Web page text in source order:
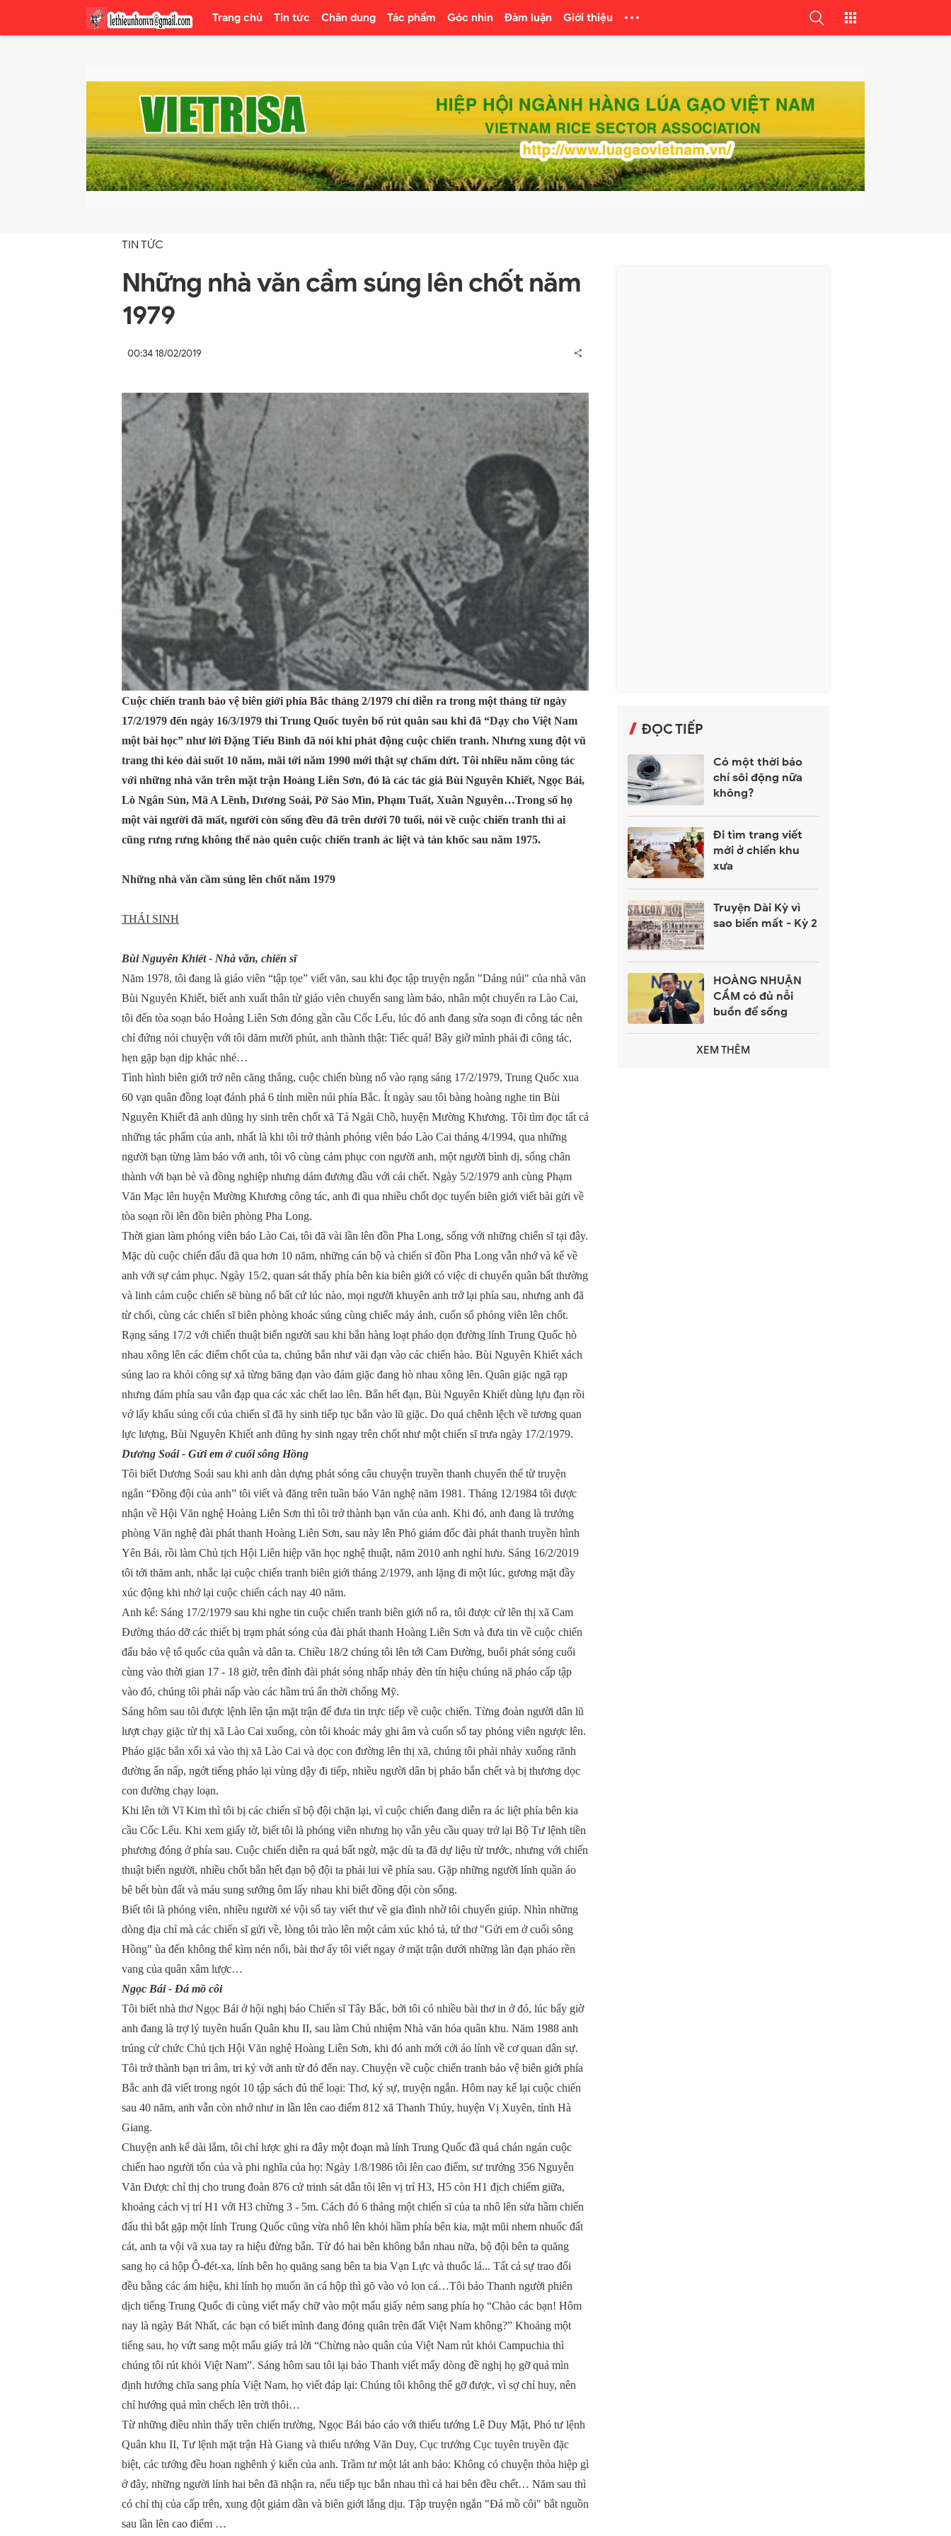
Trang chủ Tin tức Chân dung Tác phẩm Góc nhìn Đàm luận Giới thiệu
TIN TỨC
Những nhà văn cầm súng lên chốt năm
1979
00:34 18/02/2019
Cuộc chiến tranh bảo vệ biên giới phía Bắc tháng 2/1979 chỉ diễn ra trong một tháng từ ngày
17/2/1979 đến ngày 16/3/1979 thì Trung Quốc tuyên bố rút quân sau khi đã “Dạy cho Việt Nam
một bài học” như lời Đặng Tiểu Bình đã nói khi phát động cuộc chiến tranh. Nhưng xung đột vũ
trang thì kéo dài suốt 10 năm, mãi tới năm 1990 mới thật sự chấm dứt. Tôi nhiều năm công tác
với những nhà văn trên mặt trận Hoàng Liên Sơn, đó là các tác giả Bùi Nguyên Khiết, Ngọc Bái,
Lò Ngân Sủn, Mã A Lềnh, Dương Soái, Pờ Sảo Mìn, Phạm Tuất, Xuân Nguyên…Trong số họ
một vài người đã mất, người còn sống đều đã trên dưới 70 tuổi, nói về cuộc chiến tranh thì ai
cũng rưng rưng không thể nào quên cuộc chiến tranh ác liệt và tàn khốc sau năm 1975.
Những nhà văn cầm súng lên chốt năm 1979
THÁI SINH
Bùi Nguyên Khiết - Nhà văn, chiến sĩ
Năm 1978, tôi đang là giáo viên “tập tọe” viết văn, sau khi đọc tập truyện ngắn "Dáng núi" của nhà văn
Bùi Nguyên Khiết, biết anh xuất thân từ giáo viên chuyển sang làm báo, nhân một chuyến ra Lào Cai,
tôi đến tòa soạn báo Hoàng Liên Sơn đóng gần cầu Cốc Lếu, lúc đó anh đang sửa soạn đi công tác nên
chỉ đứng nói chuyện với tôi dăm mười phút, anh thành thật: Tiếc quá! Bây giờ mình phải đi công tác,
hẹn gặp bạn dịp khác nhé…
Tình hình biên giới trở nên căng thẳng, cuộc chiến bùng nổ vào rạng sáng 17/2/1979, Trung Quốc xua
60 vạn quân đồng loạt đánh phá 6 tỉnh miền núi phía Bắc. Ít ngày sau tôi bàng hoàng nghe tin Bùi
Nguyên Khiết đã anh dũng hy sinh trên chốt xã Tả Ngải Chồ, huyện Mường Khương. Tôi tìm đọc tất cả
những tác phẩm của anh, nhất là khi tôi trở thành phóng viên báo Lào Cai tháng 4/1994, qua những
người bạn từng làm báo với anh, tôi vô cùng cảm phục con người anh, một người bình dị, sống chân
thành với bạn bè và đồng nghiệp nhưng dám đương đầu với cái chết. Ngày 5/2/1979 anh cùng Phạm
Văn Mạc lên huyện Mường Khương công tác, anh đi qua nhiều chốt dọc tuyến biên giới viết bài gửi về
tòa soạn rồi lên đồn biên phòng Pha Long.
Thời gian làm phóng viên báo Lào Cai, tôi đã vài lần lên đồn Pha Long, sống với những chiến sĩ tại đây.
Mặc dù cuộc chiến đấu đã qua hơn 10 năm, những cán bộ và chiến sĩ đồn Pha Long vẫn nhớ và kể về
anh với sự cảm phục. Ngày 15/2, quan sát thấy phía bên kia biên giới có việc di chuyển quân bất thường
và linh cảm cuộc chiến sẽ bùng nổ bất cứ lúc nào, mọi người khuyên anh trở lại phía sau, nhưng anh đã
từ chối, cùng các chiến sĩ biên phòng khoác súng cùng chiếc máy ảnh, cuốn sổ phóng viên lên chốt.
Rạng sáng 17/2 với chiến thuật biển người sau khi bắn hàng loạt pháo dọn đường lính Trung Quốc hò
nhau xông lên các điểm chốt của ta, chúng bắn như vãi đạn vào các chiến hào. Bùi Nguyên Khiết xách
súng lao ra khỏi công sự xả từng băng đạn vào đám giặc đang hò nhau xông lên. Quân giặc ngã rạp
nhưng đám phía sau vẫn đạp qua các xác chết lao lên. Bắn hết đạn, Bùi Nguyên Khiết dùng lựu đạn rồi
vớ lấy khẩu súng cối của chiến sĩ đã hy sinh tiếp tục bắn vào lũ giặc. Do quá chênh lệch về tương quan
lực lượng, Bùi Nguyên Khiết anh dũng hy sinh ngay trên chốt như một chiến sĩ trưa ngày 17/2/1979.
Dương Soái - Gửi em ở cuối sông Hồng
Tôi biết Dương Soái sau khi anh dàn dựng phát sóng câu chuyện truyền thanh chuyển thể từ truyện
ngắn “Đồng đội của anh” tôi viết và đăng trên tuần báo Văn nghệ năm 1981. Tháng 12/1984 tôi được
nhận về Hội Văn nghệ Hoàng Liên Sơn thì tôi trở thành bạn văn của anh. Khi đó, anh đang là trưởng
phòng Văn nghệ đài phát thanh Hoàng Liên Sơn, sau này lên Phó giám đốc đài phát thanh truyền hình
Yên Bái, rồi làm Chủ tịch Hội Liên hiệp văn học nghệ thuật, năm 2010 anh nghỉ hưu. Sáng 16/2/2019
tôi tới thăm anh, nhắc lại cuộc chiến tranh biên giới tháng 2/1979, anh lặng đi một lúc, gương mặt đầy
xúc động khi nhớ lại cuộc chiến cách nay 40 năm.
Anh kể: Sáng 17/2/1979 sau khi nghe tin cuộc chiến tranh biên giới nổ ra, tôi được cử lên thị xã Cam
Đường tháo dỡ các thiết bị trạm phát sóng của đài phát thanh Hoàng Liên Sơn và đưa tin về cuộc chiến
đấu bảo vệ tổ quốc của quân và dân ta. Chiều 18/2 chúng tôi lên tới Cam Đường, buổi phát sóng cuối
cùng vào thời gian 17 - 18 giờ, trên đỉnh đài phát sóng nhấp nháy đèn tín hiệu chúng nã pháo cấp tập
vào đó, chúng tôi phải nấp vào các hầm trú ẩn thời chống Mỹ.
Sáng hôm sau tôi được lệnh lên tận mặt trận để đưa tin trực tiếp về cuộc chiến. Từng đoàn người dân lũ
lượt chạy giặc từ thị xã Lào Cai xuống, còn tôi khoác máy ghi âm và cuốn sổ tay phóng viên ngược lên.
Pháo giặc bắn xối xả vào thị xã Lào Cai và dọc con đường lên thị xã, chúng tôi phải nhảy xuống rãnh
đường ẩn nấp, ngớt tiếng pháo lại vùng dậy đi tiếp, nhiều người dân bị pháo bắn chết và bị thương dọc
con đường chạy loạn.
Khi lên tới Vĩ Kim thì tôi bị các chiến sĩ bộ đội chặn lại, vì cuộc chiến đang diễn ra ác liệt phía bên kia
cầu Cốc Lếu. Khi xem giấy tờ, biết tôi là phóng viên nhưng họ vẫn yêu cầu quay trở lại Bộ Tư lệnh tiền
phương đóng ở phía sau. Cuộc chiến diễn ra quá bất ngờ, mặc dù ta đã dự liệu từ trước, nhưng với chiến
thuật biển người, nhiều chốt bắn hết đạn bộ đội ta phải lui về phía sau. Gặp những người lính quần áo
bê bết bùn đất và máu sung sướng ôm lấy nhau khi biết đồng đội còn sống.
Biết tôi là phóng viên, nhiều người xé vội sổ tay viết thư về gia đình nhờ tôi chuyển giúp. Nhìn những
dòng địa chỉ mà các chiến sĩ gửi về, lòng tôi trào lên một cảm xúc khó tả, tứ thơ "Gửi em ở cuối sông
Hồng" ùa đến không thể kìm nén nổi, bài thơ ấy tôi viết ngay ở mặt trận dưới những làn đạn pháo rền
vang của quân xâm lược…
Ngọc Bái - Đá mồ côi
Tôi biết nhà thơ Ngọc Bái ở hội nghị báo Chiến sĩ Tây Bắc, bởi tôi có nhiều bài thơ in ở đó, lúc bấy giờ
anh đang là trợ lý tuyên huấn Quân khu II, sau làm Chủ nhiệm Nhà văn hóa quân khu. Năm 1988 anh
trúng cử chức Chủ tịch Hội Văn nghệ Hoàng Liên Sơn, khi đó anh mới cởi áo lính về cơ quan dân sự.
Tôi trở thành bạn tri âm, tri kỷ với anh từ đó đến nay. Chuyện về cuộc chiến tranh bảo vệ biên giới phía
Bắc anh đã viết trong ngót 10 tập sách đủ thể loại: Thơ, ký sự, truyện ngắn. Hôm nay kể lại cuộc chiến
sau 40 năm, anh vẫn còn nhớ như in lần lên cao điểm 812 xã Thanh Thủy, huyện Vị Xuyên, tỉnh Hà
Giang.
Chuyện anh kể dài lắm, tôi chỉ lược ghi ra đây một đoạn mà lính Trung Quốc đã quá chán ngán cuộc
chiến hao người tốn của và phi nghĩa của họ: Ngày 1/8/1986 tôi lên cao điểm, sư trưởng 356 Nguyễn
Văn Được chỉ thị cho trung đoàn 876 cử trinh sát dẫn tôi lên vị trí H3, H5 còn H1 địch chiếm giữa,
khoảng cách vị trí H1 với H3 chừng 3 - 5m. Cách đó 6 tháng một chiến sĩ của ta nhô lên sửa hầm chiến
đấu thì bắt gặp một lính Trung Quốc cũng vừa nhô lên khỏi hầm phía bên kia, mặt mũi nhem nhuốc đất
cát, anh ta vội vã xua tay ra hiệu đừng bắn. Từ đó hai bên không bắn nhau nữa, bộ đội bên ta quăng
sang họ cá hộp Ô-đét-xa, lính bên họ quăng sang bên ta bia Vạn Lực và thuốc lá... Tất cả sự trao đổi
đều bằng các ám hiệu, khi lính họ muốn ăn cá hộp thì gõ vào vỏ lon cá…Tôi bảo Thanh người phiên
dịch tiếng Trung Quốc đi cùng viết mấy chữ vào một mẩu giấy ném sang phía họ “Chào các bạn! Hôm
nay là ngày Bát Nhất, các bạn có biết mình đang đóng quân trên đất Việt Nam không?” Khoảng một
tiếng sau, họ vứt sang một mẩu giấy trả lời “Chừng nào quân của Việt Nam rút khỏi Campuchia thì
chúng tôi rút khỏi Việt Nam”. Sáng hôm sau tôi lại bảo Thanh viết mấy dòng đề nghị họ gỡ quả mìn
định hướng chĩa sang phía Việt Nam, họ viết đáp lại: Chúng tôi không thể gỡ được, vì sợ chỉ huy, nên
chỉ hướng quả mìn chếch lên trời thôi…
Từ những điều nhìn thấy trên chiến trường, Ngọc Bái báo cáo với thiếu tướng Lê Duy Mật, Phó tư lệnh
Quân khu II, Tư lệnh mặt trận Hà Giang và thiếu tướng Văn Duy, Cục trưởng Cục tuyên truyền đặc
biệt, các tướng đều hoan nghênh ý kiến của anh. Trầm tư một lát anh bảo: Không có chuyện thỏa hiệp gì
ở đây, những người lính hai bên đã nhận ra, nếu tiếp tục bắn nhau thì cả hai bên đều chết… Năm sau thì
có chỉ thị của cấp trên, xung đột giảm dần và biên giới lắng dịu. Tập truyện ngắn "Đá mồ côi" bắt nguồn
sau lần lên cao điểm …
ĐỌC TIẾP
Có một thời báo
chí sôi động nữa
không?
Đi tìm trang viết
mới ở chiến khu
xưa
Truyện Dài Kỳ vì
sao biến mất - Kỳ 2
HOÀNG NHUẬN
CẦM có đủ nỗi
buồn để sống
XEM THÊM